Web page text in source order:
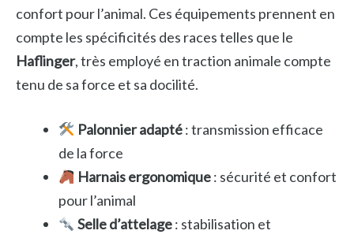
confort pour l’animal. Ces équipements prennent en
compte les spécificités des races telles que le
Haflinger, très employé en traction animale compte
tenu de sa force et sa docilité.
Palonnier adapté: transmission efficace
de la force
Harnais ergonomique: sécurité et confort
pour l’animal
Selle d’attelage: stabilisation et